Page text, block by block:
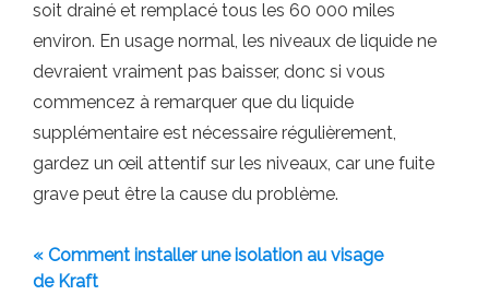
soit drainé et remplacé tous les 60 000 miles
environ. En usage normal, les niveaux de liquide ne
devraient vraiment pas baisser, donc si vous
commencez à remarquer que du liquide
supplémentaire est nécessaire régulièrement,
gardez un œil attentif sur les niveaux, car une fuite
grave peut être la cause du problème.
« Comment installer une isolation au visage
de Kraft